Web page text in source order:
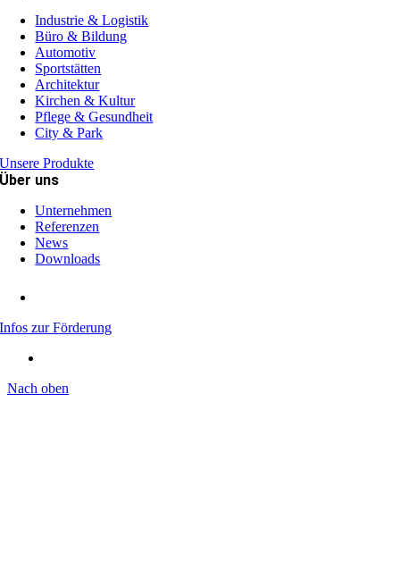
Industrie & Logistik
Büro & Bildung
Automotiv
Sportstätten
Architektur
Kirchen & Kultur
Pflege & Gesundheit
City & Park
Unsere Produkte
Über uns
Unternehmen
Referenzen
News
Downloads
Infos zur Förderung
Nach oben